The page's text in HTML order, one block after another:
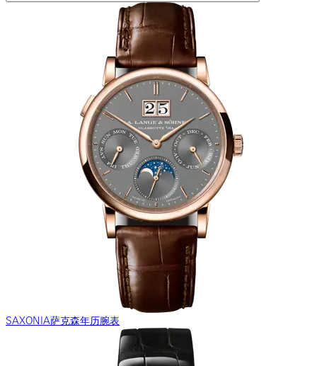
SAXONIA萨克森年历腕表